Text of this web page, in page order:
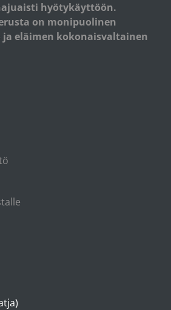
hyötykäyttöön.
on monipuolinen
eläimen kokonaisvaltainen